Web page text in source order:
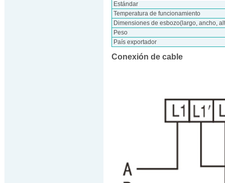
Estándar
Temperatura de funcionamiento
Dimensiones de esbozo(largo, ancho,
Peso
País exportador
Conexión de cable